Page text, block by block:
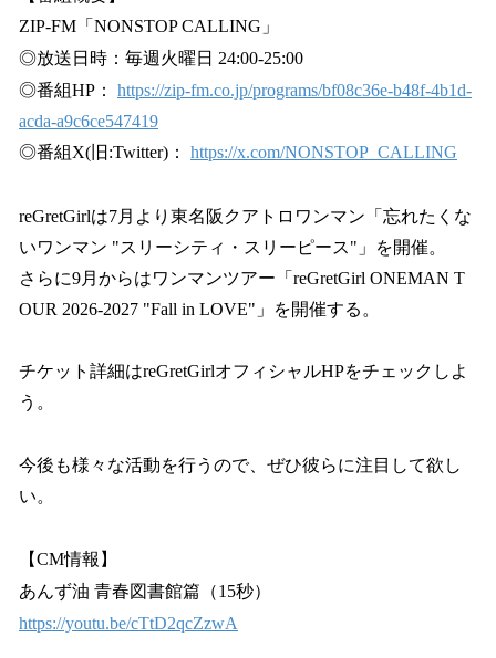
ZIP-FM「NONSTOP CALLING」
◎放送日時：毎週火曜日 24:00-25:00
◎番組HP： https://zip-fm.co.jp/programs/bf08c36e-b48f-4b1d-
acda-a9c6ce547419
◎番組X(旧:Twitter)： https://x.com/NONSTOP_CALLING
reGretGirlは7月より東名阪クアトロワンマン「忘れたくな
いワンマン "スリーシティ・スリーピース"」を開催。
さらに9月からはワンマンツアー「reGretGirl ONEMAN T
OUR 2026-2027 "Fall in LOVE"」を開催する。
チケット詳細はreGretGirlオフィシャルHPをチェックしよ
う。
今後も様々な活動を行うので、ぜひ彼らに注目して欲し
い。
【CM情報】
あんず油 青春図書館篇（15秒）
https://youtu.be/cTtD2qcZzwA